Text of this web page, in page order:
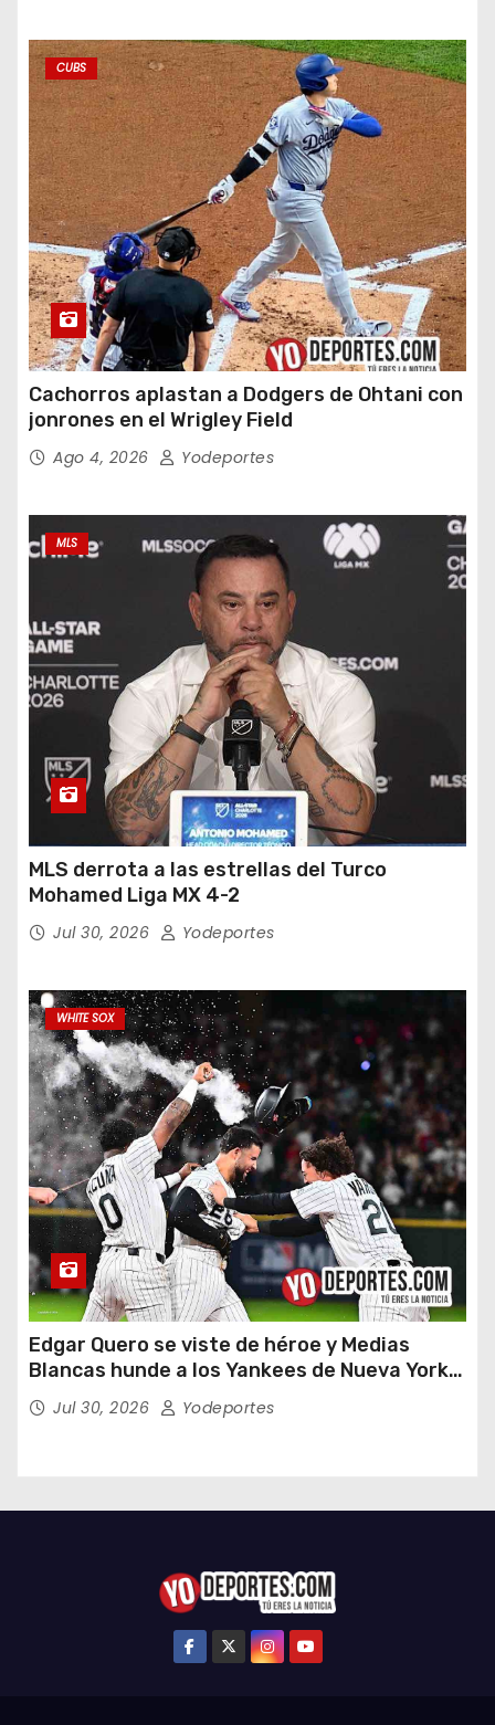
CUBS
Cachorros aplastan a Dodgers de Ohtani con
jonrones en el Wrigley Field
Ago 4, 2026 Yodeportes
MLS
MLS derrota a las estrellas del Turco
Mohamed Liga MX 4-2
Jul 30, 2026 Yodeportes
WHITE SOX
Edgar Quero se viste de héroe y Medias
Blancas hunde a los Yankees de Nueva York
en doce entradas
Jul 30, 2026 Yodeportes